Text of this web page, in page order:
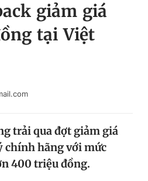
Magazine
giảm giá
tại Việt
trải qua đợt giảm giá
chính hãng với mức
400 triệu đồng.